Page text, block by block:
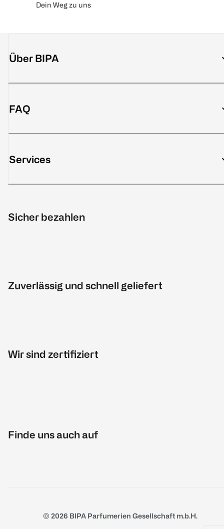
Dein Weg zu uns
Über BIPA
FAQ
Services
Sicher bezahlen
Zuverlässig und schnell geliefert
Wir sind zertifiziert
Finde uns auch auf
© 2026 BIPA Parfumerien Gesellschaft m.b.H.